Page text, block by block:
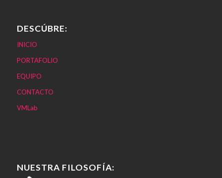
DESCÚBRE:
INICIO
PORTAFOLIO
EQUIPO
CONTACTO
VMLab
NUESTRA FILOSOFÍA: